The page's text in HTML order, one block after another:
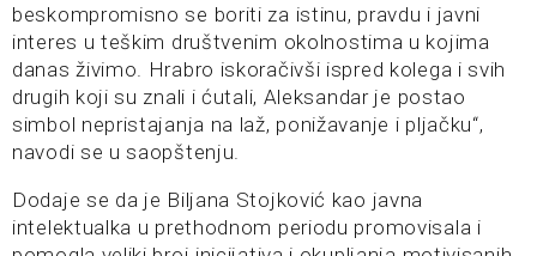
beskompromisno se boriti za istinu, pravdu i javni
interes u teškim društvenim okolnostima u kojima
danas živimo. Hrabro iskoračivši ispred kolega i svih
drugih koji su znali i ćutali, Aleksandar je postao
simbol nepristajanja na laž, ponižavanje i pljačku“,
navodi se u saopštenju.
Dodaje se da je Biljana Stojković kao javna
intelektualka u prethodnom periodu promovisala i